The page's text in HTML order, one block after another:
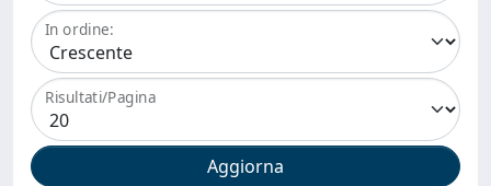
In ordine:
Risultati/Pagina